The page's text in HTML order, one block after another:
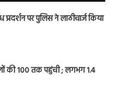
प्रदर्शन पर पुलिस ने लाठीचार्ज किया
की 100 तक पहुंची ; लगभग 1.4